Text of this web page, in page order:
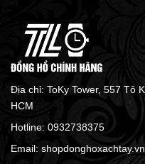
Địa chỉ: ToKy Tower, 557 Tô
HCM
Hotline: 0932738375
Email: